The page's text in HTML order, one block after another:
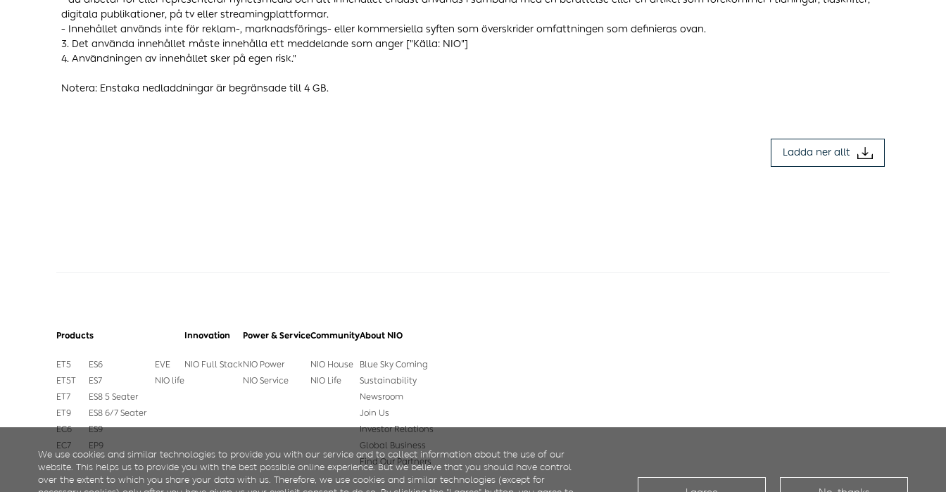
We use cookies and similar technologies to provide you with our service and to collect information about the use of our
website. This helps us to provide you with the best possible online experience. But we believe that you should have control
over the extent to which you share your data with us. Therefore, we use cookies and similar technologies (except for
digitala publikationer, på tv eller streamingplattformar.
- Innehållet används inte för reklam-, marknadsförings- eller kommersiella syften som överskrider omfattningen som definieras ovan.
3. Det använda innehållet måste innehålla ett meddelande som anger ["Källa: NIO"]
4. Användningen av innehållet sker på egen risk."
Notera: Enstaka nedladdningar är begränsade till 4 GB.
Ladda ner allt
Products
ET5
ET5T
ET7
ET9
EC6
EC7
ES6
ES7
ES8 5 Seater
ES8 6/7 Seater
ES9
EP9
EVE
NIO life
Innovation
NIO Full Stack
Power & Service
NIO Power
NIO Service
Community
NIO House
NIO Life
About NIO
Blue Sky Coming
Sustainability
Newsroom
Join Us
Investor Relations
Global Business
Find Our Partners